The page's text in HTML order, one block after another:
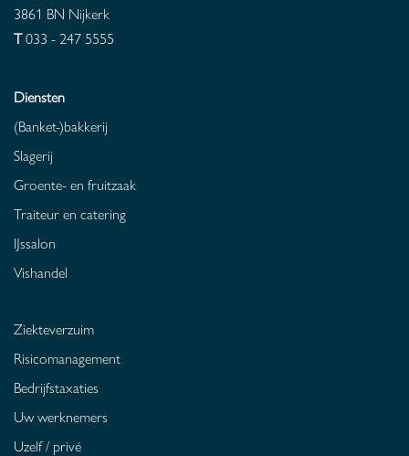
3861 BN Nijkerk
T033 - 247 5555
Diensten
(Banket-)bakkerij
Slagerij
Groente- en fruitzaak
Traiteur en catering
IJssalon
Vishandel
Ziekteverzuim
Risicomanagement
Bedrijfstaxaties
Uw werknemers
Uzelf / privé